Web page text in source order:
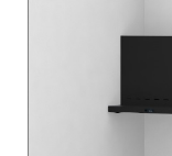
ご来場特典